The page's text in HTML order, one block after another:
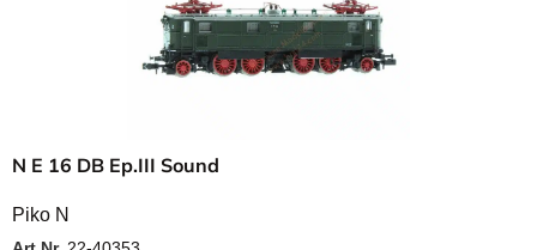
N E 16 DB Ep.III Sound
Piko N